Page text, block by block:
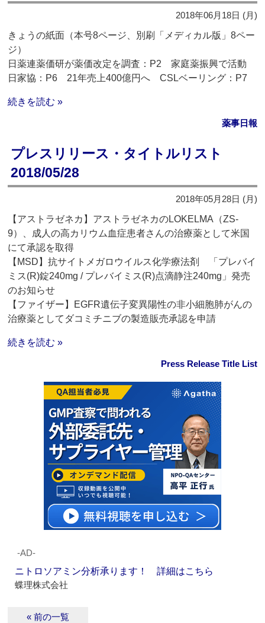
2018年06月18日 (月)
きょうの紙面（本号8ページ、別刷「メディカル版」8ペー
ジ）
日薬連薬価研が薬価改定を調査：P2 家庭薬振興で活動
日家協：P6 21年売上400億円へ CSLベーリング：P7
続きを読む »
薬事日報
プレスリリース・タイトルリスト
2018/05/28
2018年05月28日 (月)
【アストラゼネカ】アストラゼネカのLOKELMA（ZS-
9）、成人の高カリウム血症患者さんの治療薬として米国
にて承認を取得
【MSD】抗サイトメガロウイルス化学療法剤 「プレバイ
ミス(R)錠240mg / プレバイミス(R)点滴静注240mg」発売
のお知らせ
【ファイザー】EGFR遺伝子変異陽性の非小細胞肺がんの
治療薬としてダコミチニブの製造販売承認を申請
続きを読む »
Press Release Title List
‐AD‐
ニトロソアミン分析承ります！ 詳細はこちら
蝶理株式会社
« 前の一覧